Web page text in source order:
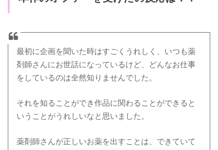
最初に企画を聞いた時はすごくうれしく、いつも薬
剤師さんにお世話になっているけど、どんなお仕事
をしているのは全然知りませんでした。
それを知ることができ作品に関わることができると
いうことがうれしいなと思いました。
薬剤師さんが正しいお薬を出すことは、できていて